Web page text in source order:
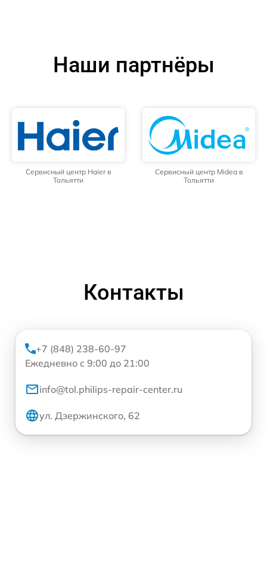
Наши партнёры
Сервисный центр Haier в
Тольятти
Сервисный центр Midea в
Тольятти
Контакты
+7 (848) 238-60-97
Ежедневно с 9:00 до 21:00
info@tol.philips-repair-center.ru
ул. Дзержинского, 62